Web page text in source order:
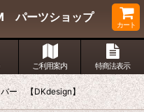
パーツショップ
カート
ご利用案内 特商法表示
バー 【DKdesign】